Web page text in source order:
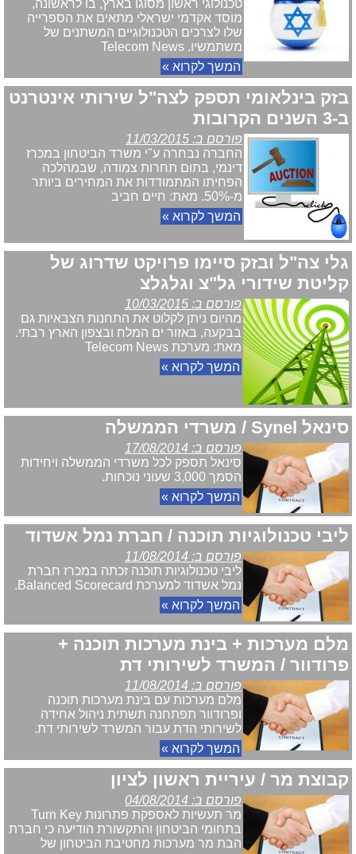
טכנולוגי ראשון מסוגו בארץ, בו לראשונה,
מוסד אקדמי ישראלי מתאים את הספרייה
שלו לצרכים הטכנולוגיים המשתנים של
משתמשיו. Telecom News
המשך לקרוא »
בזק בינלאומי תספק לצה"ל שירותי אינטרנט
ב-3 השנים הקרובות
פורסם ב: 11/03/2015
החברה נבחרה ע"י משרד הביטחון במכרז
דינמי, בתום תחרות צמודה, שבמהלכה
הפחיתו המתמודדות את המחירים ביותר
מ-50%. מאת: חיים חביב
המשך לקרוא »
גלי צה"ל ובזק סיימו פרויקט שדרוג של
קליטת שידורי גל"צ וגלגלצ
פורסם ב: 10/03/2015
מהיום ניתן לקלוט את התחנות הצבאיות גם
בבקעה, באזור ים המלח ובצפון הארץ רבתי.
מאת: מערכת Telecom News
המשך לקרוא »
סינאל Synel / משרדי הממשלה
פורסם ב: 17/08/2014
סינאל תספק לכל משרדי הממשלה ויחידות
הסמך 3,000 שעוני נוכחות.
המשך לקרוא »
ליבי טכנולוגיות תוכנה / חברת נמל אשדוד
פורסם ב: 11/08/2014
ליבי טכנולוגיות תוכנה זכתה במכרז חברת
נמל אשדוד למערכת Balanced Scorecard.
המשך לקרוא »
מלם מערכות + בינת מערכות תוכנה +
פרודוור / המשרד לשירותי דת
פורסם ב: 11/08/2014
מלם מערכות עם בינת מערכות תוכנה
ופרודוור תפתחנה תשתית ניהול אחידה
לשירותי הדת עבור המשרד לשירותי דת.
המשך לקרוא »
קבוצת מר / עיריית ראשון לציון
פורסם ב: 04/08/2014
מר תעשיות לאספקת פתרונות Turn Key
בתחומי הביטחון והתקשורת הודיעה כי חברת
הבת מר מערכות מחטיבת הביטחון של